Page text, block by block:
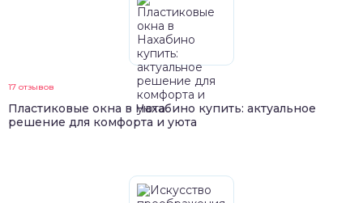
17 отзывов
Пластиковые окна в Нахабино купить: актуальное
решение для комфорта и уюта